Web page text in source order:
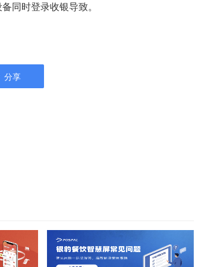
同时登录收银导致。
分享